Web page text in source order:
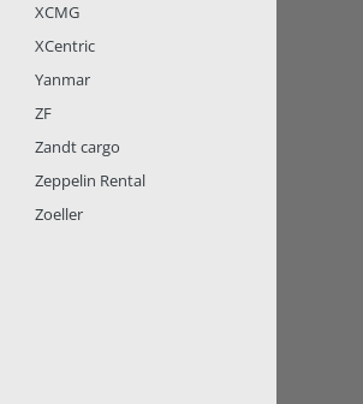
XCMG
XCentric
Yanmar
ZF
Zandt cargo
Zeppelin Rental
Zoeller